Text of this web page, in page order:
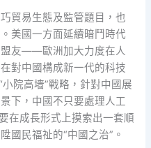
貿易生態及監管題目，也
美國一方面延續暗鬥時代
盟友——歐洲加大力度在人
對中國構成新一代的科技
院高墻”戰略，針對中國展
下，中國不只要處理人工
在成長形式上摸索出一套順
國民福祉的“中國之治”。